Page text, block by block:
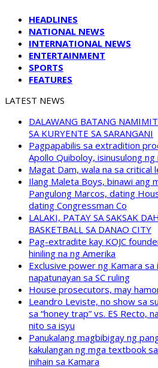
HEADLINES
NATIONAL NEWS
INTERNATIONAL NEWS
ENTERTAINMENT
SPORTS
FEATURES
LATEST NEWS
DALAWANG BATANG
SA KURYENTE SA SARANGANI
Pagpapabilis sa extradition
Apollo Quiboloy, isinusulong
Magat Dam, wala na sa critical
Ilang Maleta Boys, binawi ang
Pangulong Marcos, dating
dating Congressman Co
LALAKI, PATAY SA SAKSAK
BASKETBALL SA DANAO CITY
Pag-extradite kay KOJC
hiniling na ng Amerika
Exclusive power ng Kamara sa
napatunayan sa SC ruling
House prosecutors, may
Leandro Leviste, no show sa
sa “honey trap” vs. ES Recto,
nito sa isyu
Panukalang magbibigay ng
kakulangan ng mga textbook
inihain sa Kamara